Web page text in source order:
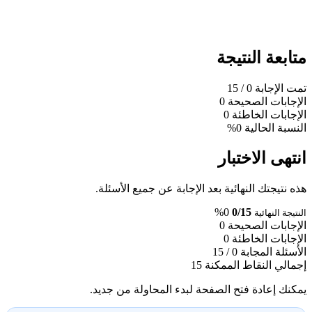
متابعة النتيجة
تمت الإجابة 0
/ 15
الإجابات الصحيحة 0
الإجابات الخاطئة 0
النسبة الحالية 0%
انتهى الاختبار
هذه نتيجتك النهائية بعد الإجابة عن جميع الأسئلة.
النتيجة النهائية 0/15
0%
الإجابات الصحيحة 0
الإجابات الخاطئة 0
الأسئلة المجابة 0 / 15
إجمالي النقاط الممكنة 15
يمكنك إعادة فتح الصفحة لبدء المحاولة من جديد.